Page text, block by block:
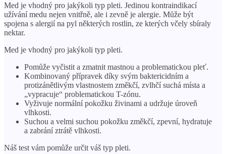
Med je vhodný pro jakýkoli typ pleti. Jedinou kontraindikací
užívání medu nejen vnitřně, ale i zevně je alergie. Může být
spojena s alergií na pyl některých rostlin, ze kterých včely sbíraly
nektar.
Med je vhodný pro jakýkoli typ pleti.
Pomůže vyčistit a zmatnit mastnou a problematickou pleť.
Kombinovaný přípravek díky svým baktericidním a
protizánětlivým vlastnostem změkčí, zvlhčí suchá místa a
„vypracuje“ problematickou T-zónu.
Vyživuje normální pokožku živinami a udržuje úroveň
vlhkosti.
Suchou a velmi suchou pokožku změkčí, zpevní, hydratuje
a zabrání ztrátě vlhkosti.
Náš test vám pomůže určit váš typ pleti.